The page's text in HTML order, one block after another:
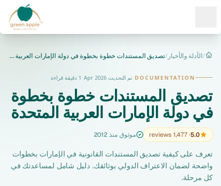
الرئيسية
/الأدلة والأخبار/ تصديق المستندات خطوة بخطوة في دولة الإمارات العربية المتحدة
DOCUMENTATION
·تم التحديث Apr 2026 · 1 دقيقة قراءة
تصديق المستندات خطوة بخطوة
في دولة الإمارات العربية المتحدة
5.0
· 1,477 reviews موثوق منذ 2012
تعرف على كيفية تصديق المستندات القانونية في الإمارات بخطوات
واضحة لضمان الاعتراف الدولي بوثائقك. دليل شامل لمساعدتك في
كل مرحلة.